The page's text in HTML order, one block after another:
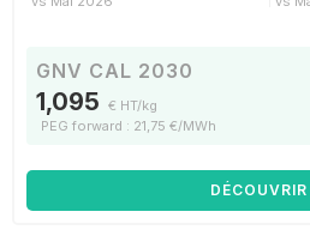
GNV CAL 2030
1,095 € HT/kg
PEG forward : 21,75 €/MWh